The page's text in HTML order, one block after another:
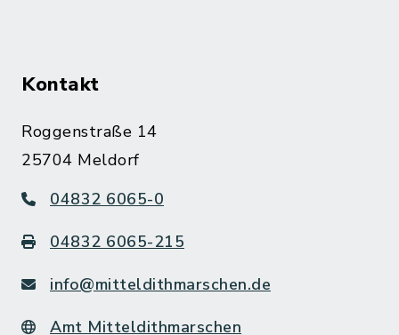
Kontakt
Roggenstraße 14
25704 Meldorf
04832 6065-0
04832 6065-215
info@mitteldithmarschen.de
Amt Mitteldithmarschen